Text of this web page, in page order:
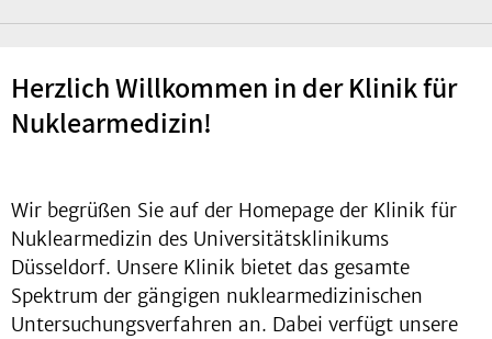
Herzlich Willkommen in der Klinik für
Nuklearmedizin!
Wir begrüßen Sie auf der Homepage der Klinik für
Nuklearmedizin des Universitätsklinikums
Düsseldorf. Unsere Klinik bietet das gesamte
Spektrum der gängigen nuklearmedizinischen
Untersuchungsverfahren an. Dabei verfügt unsere